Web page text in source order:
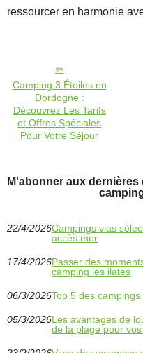
ressourcer en harmonie
Camping 3 Étoiles en
Dordogne :
Découvrez Les Tarifs
et Offres Spéciales
Pour Votre Séjour
M'abonner aux
22/4/2026Campings vias
accès mer
17/4/2026Passer des
camping les ilates
06/3/2026Top 5 des
05/3/2026Les avantages de
de la plage pour